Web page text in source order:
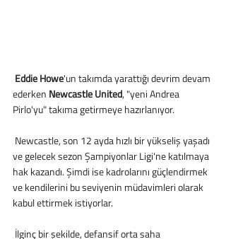
Eddie Howe'un takımda yarattığı devrim devam
ederken Newcastle United, "yeni Andrea
Pirlo'yu" takıma getirmeye hazırlanıyor.
ve gelecek sezon Şampiyonlar Ligi'ne katılmaya
hak kazandı. Şimdi ise kadrolarını güçlendirmek
ve kendilerini bu seviyenin müdavimleri olarak
kabul ettirmek istiyorlar.